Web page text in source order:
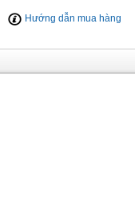
Hướng dẫn mua hàng